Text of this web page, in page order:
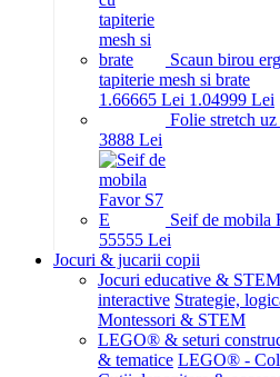
Scaun birou
tapiterie mesh si brate
1.66665 Lei 1.04999 Lei
Folie stretch
3888 Lei
Seif de mobila
55555 Lei
Jocuri & jucarii copii
Jocuri educative & STEM
interactive Strategie,
Montessori & STEM
LEGO® & seturi
& tematice LEGO® -